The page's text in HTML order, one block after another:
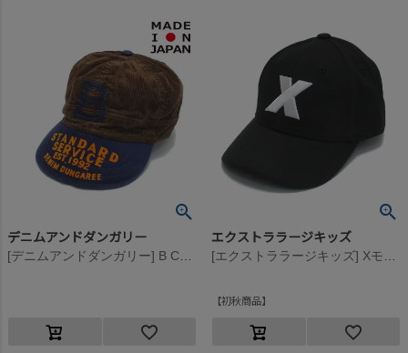
デニムアンドダンガリー エクストララージキッズ
初秋商品